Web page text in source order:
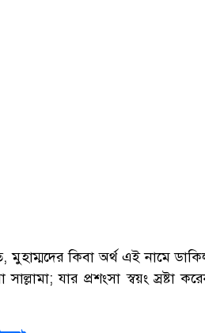
কিবা অর্থ এই নামে
যার প্রশংসা স্বয়ং